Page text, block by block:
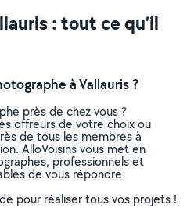
: tout ce qu’il
à Vallauris ?
près de chez vous ?
offreurs de votre choix ou
de tous les membres à
AlloVoisins vous met en
professionnels et
de vous répondre
pour réaliser tous vos projets !